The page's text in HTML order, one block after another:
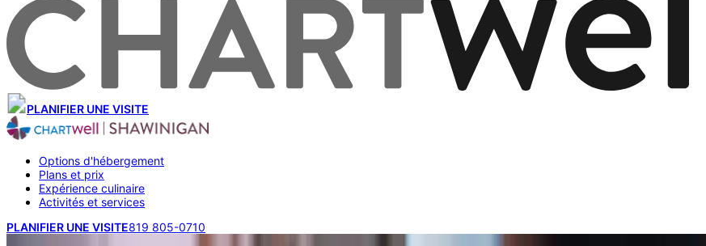
PLANIFIER UNE VISITE
Options d'hébergement
Plans et prix
Expérience culinaire
Activités et services
PLANIFIER UNE VISITE819 805-0710